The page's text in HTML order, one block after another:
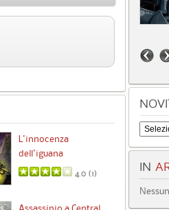
L'innocenza
dell'iguana
4.0 (1) IN